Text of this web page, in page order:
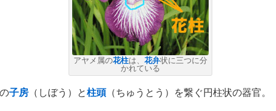
アヤメ属の花柱は、 花弁状に三つに分
かれている
の子房 （しぼう）と柱頭 （ちゅうとう）を繋ぐ円柱状の器官。